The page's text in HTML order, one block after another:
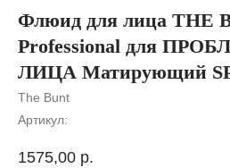
Флюид для лица THE
Professional для
ЛИЦА Матирующий
The Bunt
Артикул:
1575,00 р.